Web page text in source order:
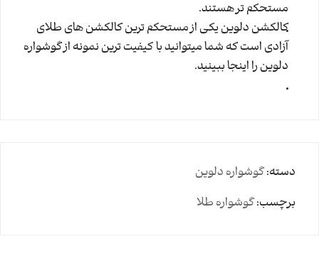
مستحکم تر هستند.
کالکشن دلوین یکی از مستحکم ترین کالکشن های طلای
آزادی است که شما میتوانید با کیفیت ترین نمونه از گوشواره
دلوین را اینجا ببینید.
دسته:گوشواره دلوین
برچسب:گوشواره طلا